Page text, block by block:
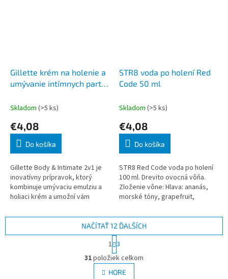
Gillette krém na holenie a
umývanie intímnych partií
Skladom (>5 ks)
€4,08
Do košíka
Gillette Body & Intimate 2v1 je
inovatívny prípravok, ktorý
kombinuje umývaciu emulziu a
holiaci krém a umožní vám
intímnej oblasti. Vďaka jemnému
STR8 voda po holení Red
Code 50 ml
Skladom (>5 ks)
€4,08
Do košíka
STR8 Red Code voda po holení
100 ml. Drevito ovocná vôňa.
Zloženie vône: Hlava: ananás,
morské tóny, grapefruit,
pelargónia, jazmín, tymián Z
O
v
l
NAČÍTAŤ 12 ĎALŠÍCH
t
r
á
n
1 3
31položiek celkom
HORE